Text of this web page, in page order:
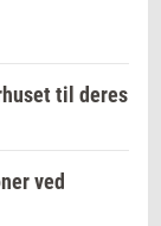
til deres
ved